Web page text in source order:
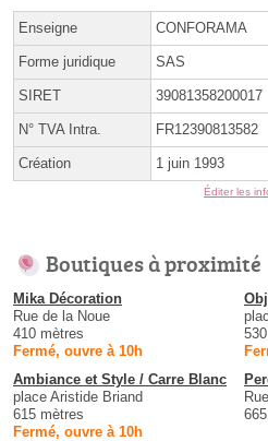
Enseigne CONFORAMA
Forme juridique SAS
SIRET 39081358200017
N° TVA Intra. FR12390813582
Création 1 juin 1993
Éditer les
Boutiques à proximité
Mika Décoration
Rue de la Noue
410 mètres
Fermé, ouvre à 10h
Ambiance et Style / Carre Blanc
place Aristide Briand
615 mètres
Fermé, ouvre à 10h